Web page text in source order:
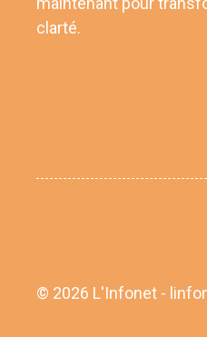
clarté.
© 2026 L'Infonet -